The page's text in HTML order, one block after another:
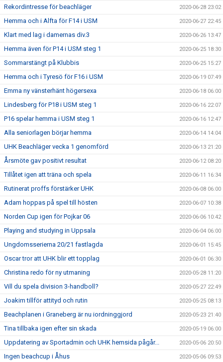
Rekordintresse för beachläger 2020-06-28 23:02
Hemma och i Alfta för F14 i USM 2020-06-27 22:45
Klart med lag i damernas div.3 2020-06-26 13:47
Hemma även för P14 i USM steg 1 2020-06-25 18:30
Sommarstängt på Klubbis 2020-06-25 15:27
Hemma och i Tyresö för F16 i USM 2020-06-19 07:49
Emma ny vänsterhänt högersexa 2020-06-18 06:00
Lindesberg för P18 i USM steg 1 2020-06-16 22:07
P16 spelar hemma i USM steg 1 2020-06-16 12:47
Alla seniorlagen börjar hemma 2020-06-14 14:04
UHK Beachläger vecka 1 genomförd 2020-06-13 21:20
Årsmöte gav positivt resultat 2020-06-12 08:20
Tillåtet igen att träna och spela 2020-06-11 16:34
Rutinerat proffs förstärker UHK 2020-06-08 06:00
Adam hoppas på spel till hösten 2020-06-07 10:38
Norden Cup igen för Pojkar 06 2020-06-06 10:42
Playing and studying in Uppsala 2020-06-04 06:00
Ungdomsserierna 20/21 fastlagda 2020-06-01 15:45
Oscar tror att UHK blir ett topplag 2020-06-01 06:30
Christina redo för ny utmaning 2020-05-28 11:20
Vill du spela division 3-handboll? 2020-05-27 22:49
Joakim tillför attityd och rutin 2020-05-25 08:13
Beachplanen i Graneberg är nu iordninggjord 2020-05-23 21:40
Tina tillbaka igen efter sin skada 2020-05-19 06:00
Uppdatering av Sportadmin och UHK hemsida pågår... 2020-05-06 20:50
Ingen beachcup i Åhus 2020-05-06 09:53